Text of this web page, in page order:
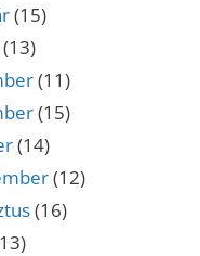
(15)
(13)
(11)
(15)
(14)
(12)
(16)